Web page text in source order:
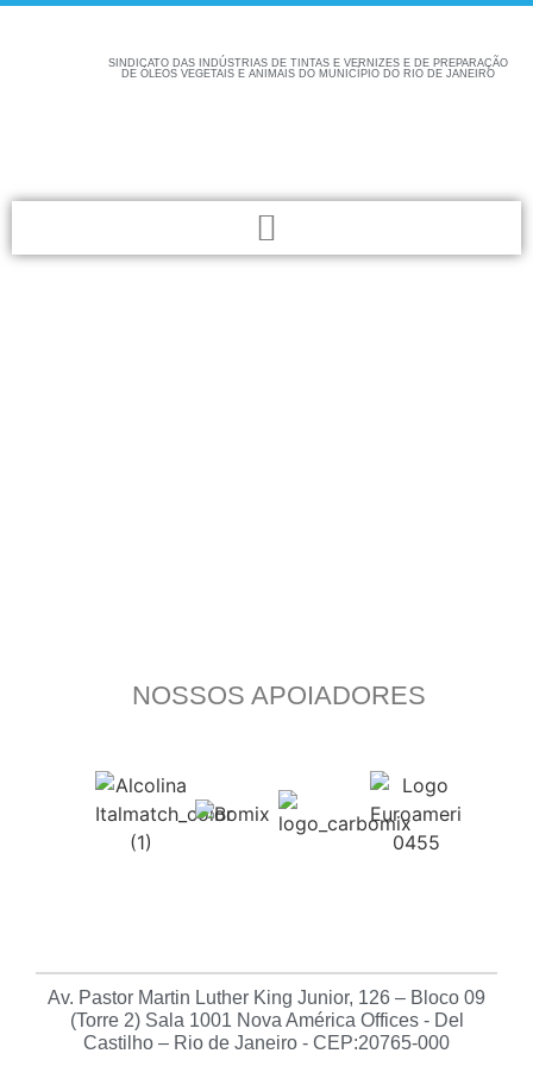
SINDICATO DAS INDÚSTRIAS DE TINTAS E VERNIZES E DE PREPARAÇÃO
DE ÓLEOS VEGETAIS E ANIMAIS DO MUNICÍPIO DO RIO DE JANEIRO
NOSSOS APOIADORES
Av. Pastor Martin Luther King Junior, 126 – Bloco 09
(Torre 2) Sala 1001 Nova América Offices - Del
Castilho – Rio de Janeiro - CEP:20765-000